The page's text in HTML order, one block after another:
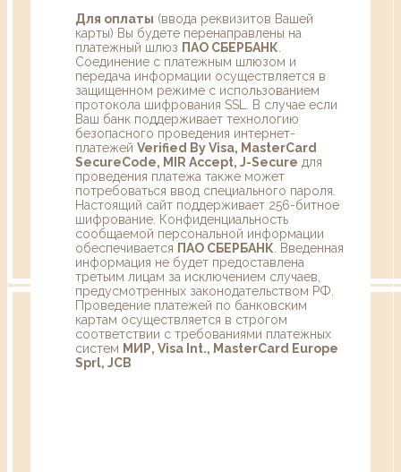
Для оплаты (ввода реквизитов Вашей
карты) Вы будете перенаправлены на
платежный шлюз ПАО СБЕРБАНК
Соединение с платежным шлюзом и
передача информации осуществляется в
защищенном режиме с использованием
протокола шифрования SSL. В случае если
Ваш банк поддерживает технологию
безопасного проведения интернет-
платежей Verified By Visa, MasterCard
SecureCode, MIR Accept, J-Secure для
проведения платежа также может
потребоваться ввод специального пароля.
Настоящий сайт поддерживает 256-битное
шифрование. Конфиденциальность
сообщаемой персональной информации
обеспечивается ПАО СБЕРБАНК . Введенная
информация не будет предоставлена
третьим лицам за исключением случаев,
предусмотренных законодательством РФ.
Проведение платежей по банковским
картам осуществляется в строгом
соответствии с требованиями платежных
систем МИР, Visa Int., MasterCard Europe
Sprl, JCB